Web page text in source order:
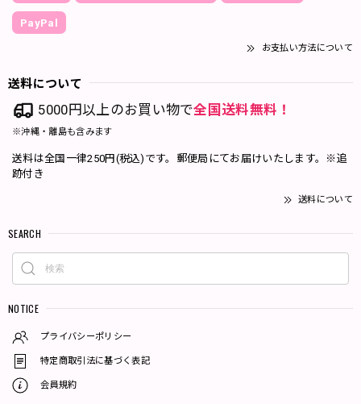
PayPal
お支払い方法について
送料について
5000円以上のお買い物で全国送料無料！
※沖縄・離島も含みます
送料は全国一律250円(税込)です。郵便局にてお届けいたします。※追
跡付き
送料について
SEARCH
NOTICE
プライバシーポリシー
特定商取引法に基づく表記
会員規約